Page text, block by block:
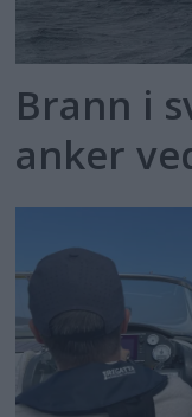
Brann i
anker